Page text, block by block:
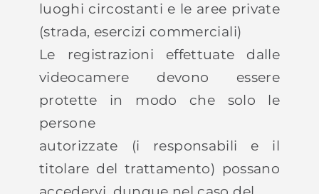
luoghi circostanti e le aree private
(strada, esercizi commerciali)
Le registrazioni effettuate dalle
videocamere devono essere
protette in modo che solo le
persone
autorizzate (i responsabili e il
titolare del trattamento) possano